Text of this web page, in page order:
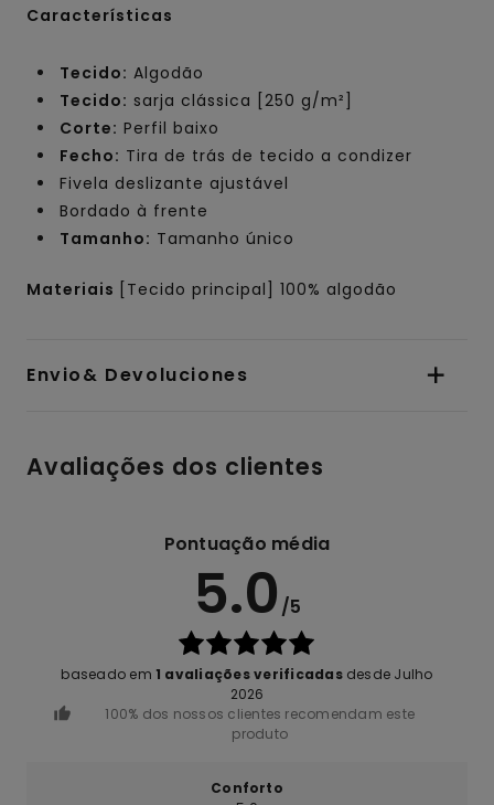
Características
Tecido: Algodão
Tecido: sarja clássica [250 g/m²]
Corte: Perfil baixo
Fecho: Tira de trás de tecido a condizer
Fivela deslizante ajustável
Bordado à frente
Tamanho: Tamanho único
Materiais [Tecido principal] 100% algodão
Envio& Devoluciones
Avaliações dos clientes
Pontuação média
5.0 /5
baseado em 1 avaliações verificadasdesde Julho
2026
100% dos nossos clientes recomendam este
produto
Conforto